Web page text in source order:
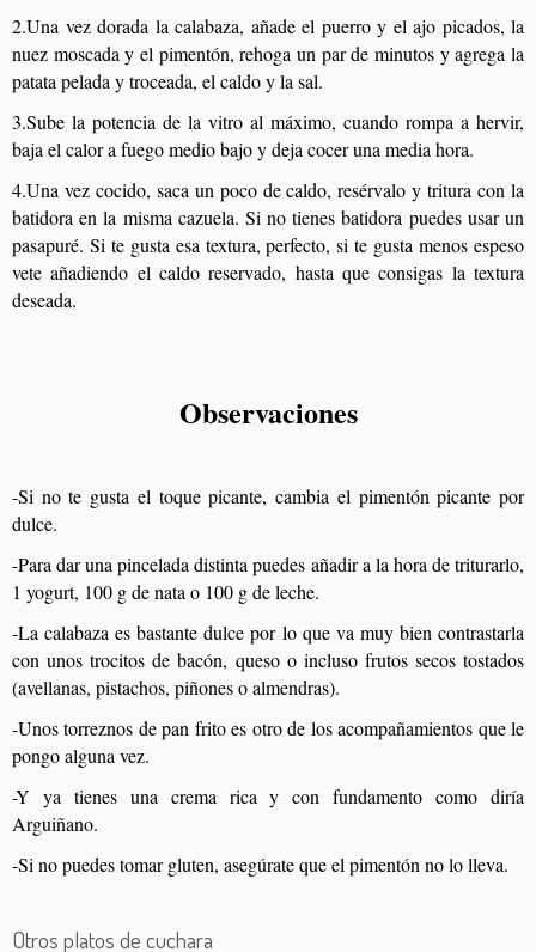
2.Una vez dorada la calabaza, añade el puerro y el ajo picados, la
nuez moscada y el pimentón, rehoga un par de minutos y agrega la
patata pelada y troceada, el caldo y la sal.
3.Sube la potencia de la vitro al máximo, cuando rompa a hervir,
baja el calor a fuego medio bajo y deja cocer una media hora.
4.Una vez cocido, saca un poco de caldo, resérvalo y tritura con la
batidora en la misma cazuela. Si no tienes batidora puedes usar un
pasapuré. Si te gusta esa textura, perfecto, si te gusta menos espeso
vete añadiendo el caldo reservado, hasta que consigas la textura
deseada.
Observaciones
-Si no te gusta el toque picante, cambia el pimentón picante por
dulce.
-Para dar una pincelada distinta puedes añadir a la hora de triturarlo,
1 yogurt, 100 g de nata o 100 g de leche.
-La calabaza es bastante dulce por lo que va muy bien contrastarla
con unos trocitos de bacón, queso o incluso frutos secos tostados
(avellanas, pistachos, piñones o almendras).
-Unos torreznos de pan frito es otro de los acompañamientos que le
pongo alguna vez.
-Y ya tienes una crema rica y con fundamento como diría
Arguiñano.
-Si no puedes tomar gluten, asegúrate que el pimentón no lo lleva.
Otros platos de cuchara